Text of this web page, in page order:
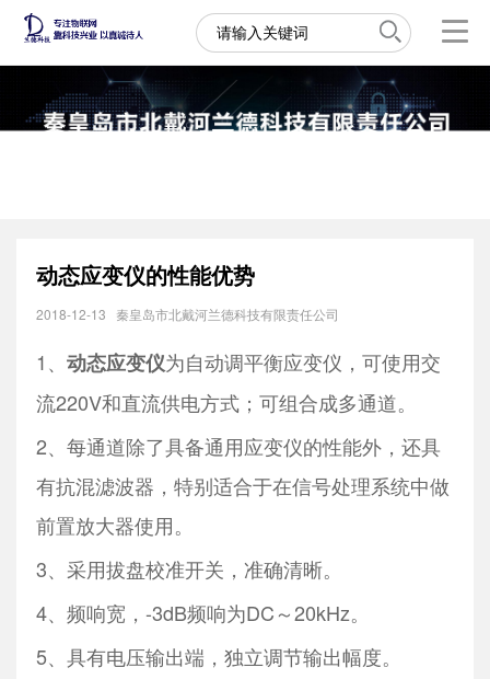
动态应变仪的性能优势
2018-12-13 秦皇岛市北戴河兰德科技有限责任公司
1、 动态应变仪为自动调平衡应变仪，可使用交
流220V和直流供电方式；可组合成多通道。
2、每通道除了具备通用应变仪的性能外，还具
有抗混滤波器，特别适合于在信号处理系统中做
前置放大器使用。
3、采用拔盘校准开关，准确清晰。
4、频响宽，-3dB频响为DC～20kHz。
5、具有电压输出端，独立调节输出幅度。